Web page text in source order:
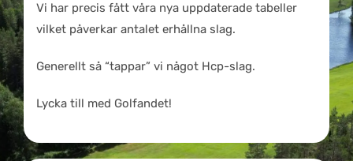
Vi har precis fått våra nya uppdaterade tabeller
vilket påverkar antalet erhållna slag.
Generellt så “tappar” vi något Hcp-slag.
Lycka till med Golfandet!